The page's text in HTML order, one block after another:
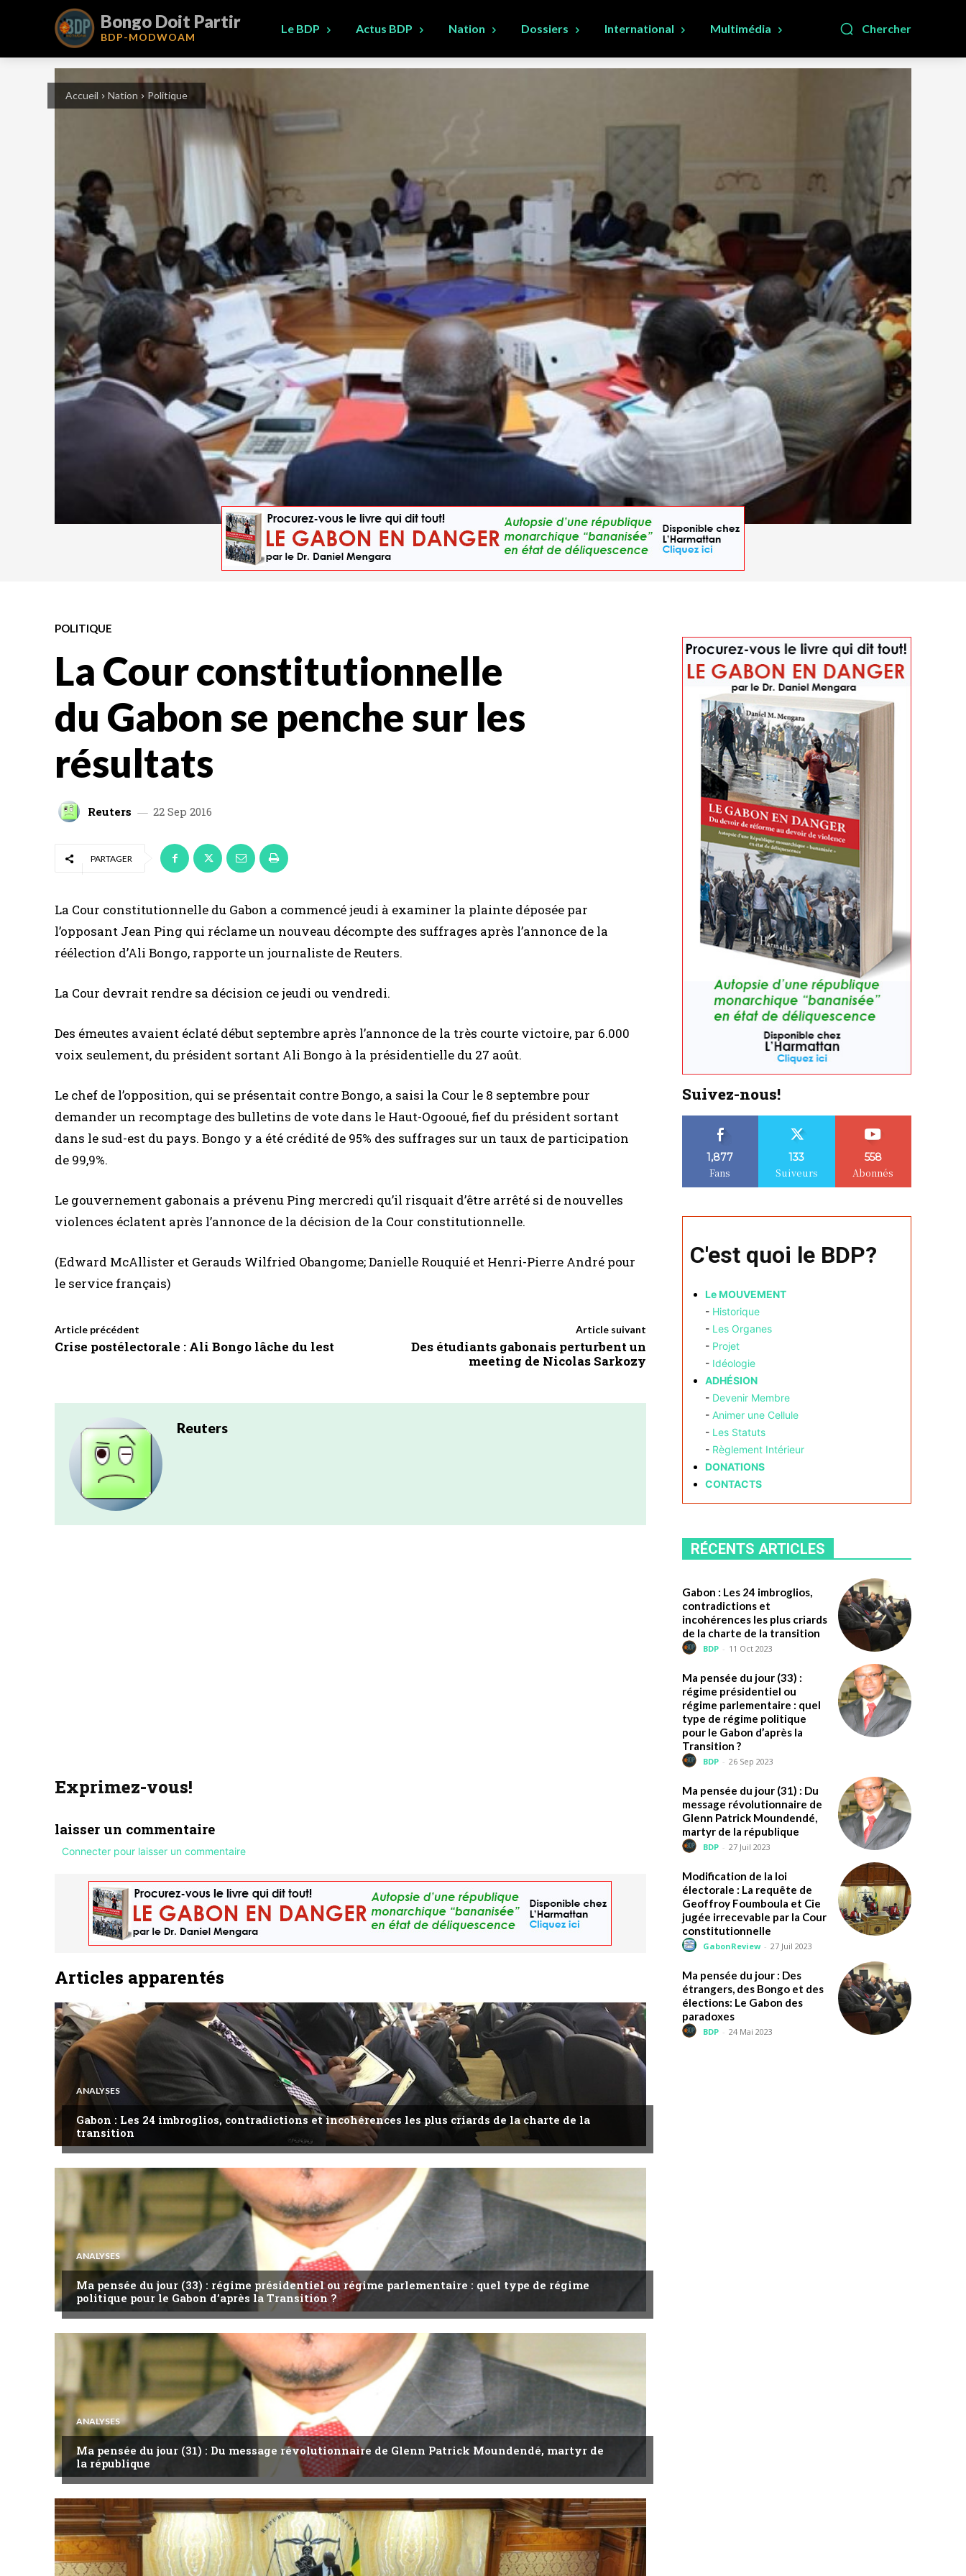
Bongo Doit Partir
BDP-MODWOAM
Chercher
Le BDP Actus BDP Nation Dossiers International Multimédia
Accueil Nation Politique
Les membres de la Cour constitutionnelle du Gabon s'étaient déjà réunis afin de procéder au recomptage des voix, lors de la précédente élection présidentielle en 2009. © AFP
POLITIQUE
La Cour constitutionnelle
du Gabon se penche sur les
résultats
Reuters 22 Sep 2016
PARTAGER
La Cour constitutionnelle du Gabon a commencé jeudi à examiner la plainte déposée par
l’opposant Jean Ping qui réclame un nouveau décompte des suffrages après l’annonce de la
réélection d’Ali Bongo, rapporte un journaliste de Reuters.
La Cour devrait rendre sa décision ce jeudi ou vendredi.
Des émeutes avaient éclaté début septembre après l’annonce de la très courte victoire, par 6.000
voix seulement, du président sortant Ali Bongo à la présidentielle du 27 août.
Le chef de l’opposition, qui se présentait contre Bongo, a saisi la Cour le 8 septembre pour
demander un recomptage des bulletins de vote dans le Haut-Ogooué, fief du président sortant
dans le sud-est du pays. Bongo y a été crédité de 95% des suffrages sur un taux de participation
de 99,9%.
Le gouvernement gabonais a prévenu Ping mercredi qu’il risquait d’être arrêté si de nouvelles
violences éclatent après l’annonce de la décision de la Cour constitutionnelle.
(Edward McAllister et Gerauds Wilfried Obangome; Danielle Rouquié et Henri-Pierre André pour
le service français)
Article précédent
Crise postélectorale : Ali Bongo lâche du lest
Article suivant
Des étudiants gabonais perturbent un
meeting de Nicolas Sarkozy
Reuters
Exprimez-vous!
laisser un commentaire
Connecter pour laisser un commentaire
Articles apparentés
ANALYSES
Gabon : Les 24 imbroglios, contradictions et incohérences les plus criards de la charte de la
transition
ANALYSES
Ma pensée du jour (33) : régime présidentiel ou régime parlementaire : quel type de régime
politique pour le Gabon d’après la Transition ?
ANALYSES
Ma pensée du jour (31) : Du message révolutionnaire de Glenn Patrick Moundendé, martyr de
la république
Suivez-nous!
1,877
Fans
133
Suiveurs
558
Abonnés
C'est quoi le BDP?
Le MOUVEMENT
- Historique
- Les Organes
- Projet
- Idéologie
ADHÉSION
- Devenir Membre
- Animer une Cellule
- Les Statuts
- Règlement Intérieur
DONATIONS
CONTACTS
RÉCENTS ARTICLES
Gabon : Les 24 imbroglios,
contradictions et
incohérences les plus criards
de la charte de la transition
BDP - 11 Oct 2023
Ma pensée du jour (33) :
régime présidentiel ou
régime parlementaire : quel
type de régime politique
pour le Gabon d’après la
Transition ?
BDP - 26 Sep 2023
Ma pensée du jour (31) : Du
message révolutionnaire de
Glenn Patrick Moundendé,
martyr de la république
BDP - 27 Juil 2023
Modification de la loi
électorale : La requête de
Geoffroy Foumboula et Cie
jugée irrecevable par la Cour
constitutionnelle
GabonReview - 27 Juil 2023
Ma pensée du jour : Des
étrangers, des Bongo et des
élections: Le Gabon des
paradoxes
BDP - 24 Mai 2023